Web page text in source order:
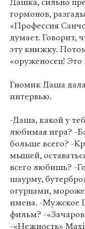
гормонов,
«Профессия
думает. Говорит,
эту книжку.
«оруженосец!
Гномик Даша
интервью.
-Даша, какой у
любимая игра? -
больше всего? -
мышей,
всего любишь? -
шаурму,
огурцами,
имена. -Мужское
фильм? -
-«Нежность»